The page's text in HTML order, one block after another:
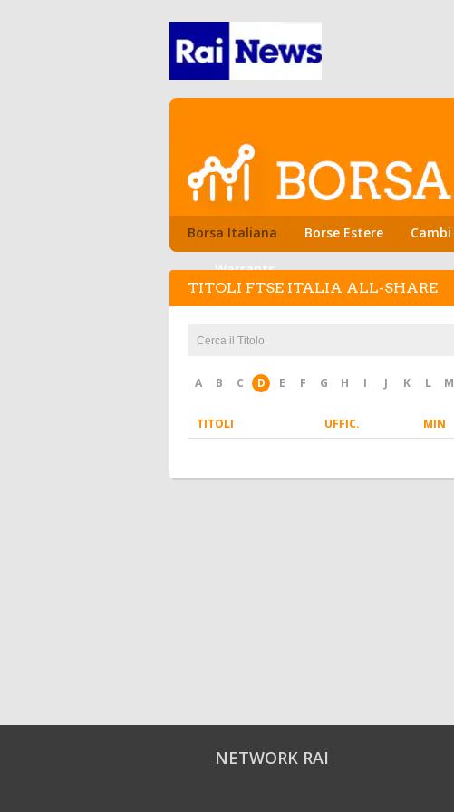
Borsa Italiana Borse Estere Cambi
Warrants
TITOLI FTSE ITALIA ALL-SHARE
A B C D E F G H I J K L M
TITOLI UFFIC. MIN
NETWORK RAI